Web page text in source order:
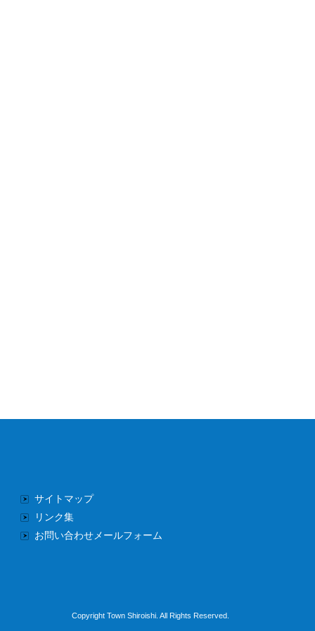
サイトマップ
リンク集
お問い合わせメールフォーム
Copyright Town Shiroishi. All Rights Reserved.